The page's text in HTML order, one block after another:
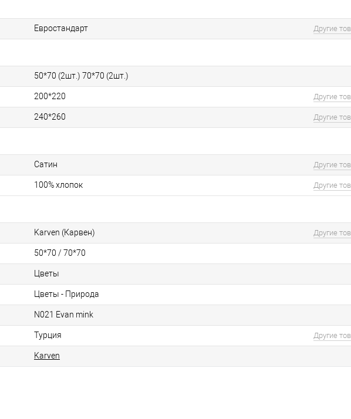
Евростандарт Другие
50*70 (2шт.) 70*70 (2шт.)
200*220 Другие
240*260 Другие
Сатин Другие
100% хлопок Другие
Karven (Карвен) Другие
50*70 / 70*70
Цветы
Цветы - Природа
N021 Evan mink
Турция Другие
Karven